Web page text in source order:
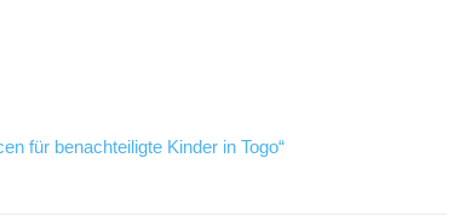
für ­benachteiligte Kinder in Togo“